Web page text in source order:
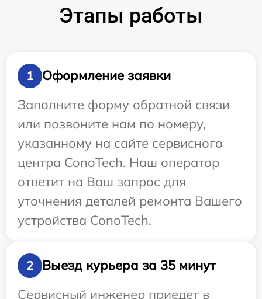
Этапы работы
1
Оформление заявки
Заполните форму обратной связи
или позвоните нам по номеру,
указанному на сайте сервисного
центра ConoTech. Наш оператор
ответит на Ваш запрос для
уточнения деталей ремонта Вашего
устройства ConoTech.
2
Выезд курьера за 35 минут
Сервисный инженер приедет в